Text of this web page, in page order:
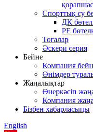
Спорттық су
ДК
PE
Тоғалар
Әскери серия
Бейне
Компания
Өнімдер
Жаңалықтар
Өнеркәсіп
Компания
Бізбен хабарласыңы
English